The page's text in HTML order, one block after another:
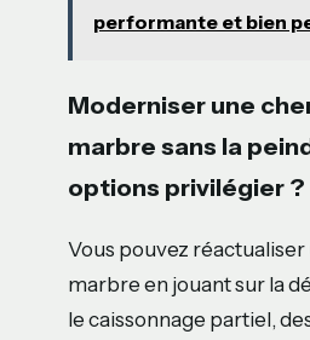
performante et bien
Moderniser une
marbre sans la
options privilégier ?
Vous pouvez
marbre en jouant sur la
le caissonnage partiel,